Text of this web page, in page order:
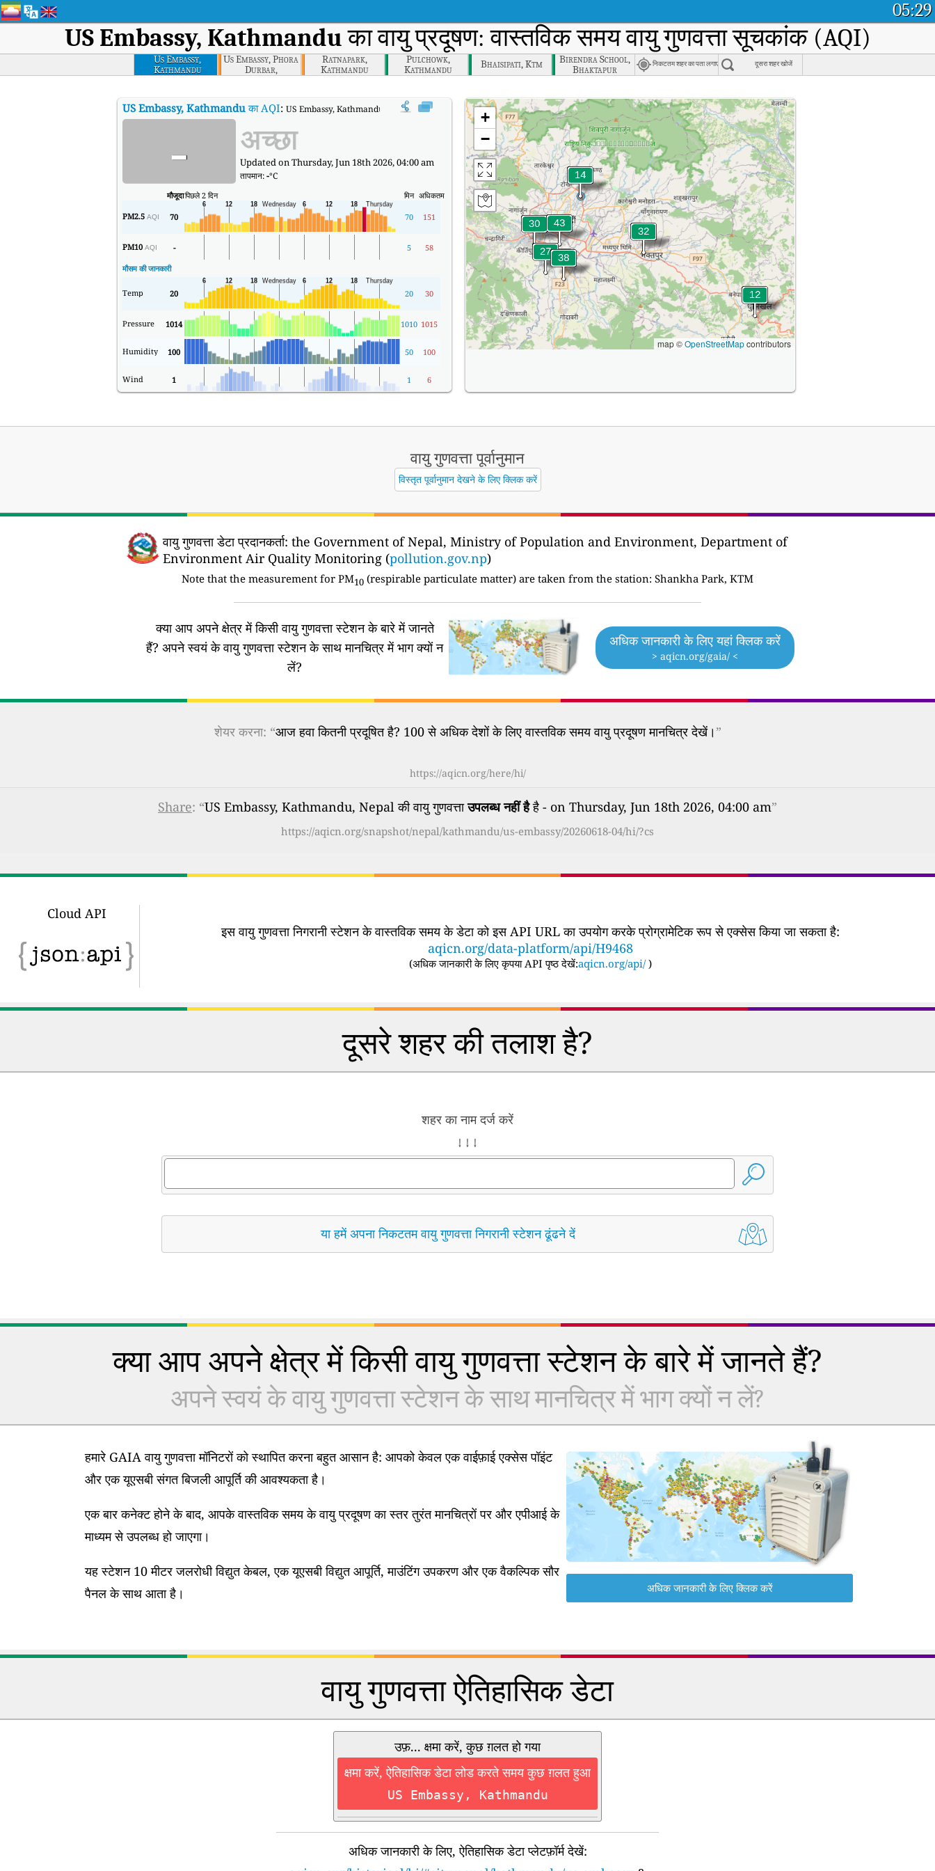
05:29
US Embassy, Kathmanduका वायु प्रदूषण: वास्तविक समय वायु गुणवत्ता सूचकांक (AQI)
Us Embassy,
Kathmandu
Us Embassy, Phora
Durbar,
Kathmandu
Ratnapark,
Kathmandu
Pulchowk,
Kathmandu
Bhaisipati, Ktm
Birendra School,
Bhaktapur
निकटतम शहर का पता लगाएं दूसरा शहर खोजें
US Embassy, Kathmanduका AQI: US Embassy, Kathmandu का वास्तविक समय वायु गुणवत्ता सूचकांक (AQI)।
- अच्छा
Updated on Thursday, Jun 18th 2026, 04:00 am
तापमान:-°C
मौजूदापिछले 2 दिन मिन अधिकतम
PM2.5 AQI 70 70 151
PM10 AQI - 5
58
मौसम की जानकारी
Temp 20 20 30
Pressure 1014 1010 1015
Humidity 100 50 100
Wind 1 1 6
+
−
map ©OpenStreetMapcontributors
वायु गुणवत्ता पूर्वानुमान
विस्तृत पूर्वानुमान देखने के लिए क्लिक करें
वायु गुणवत्ता डेटा प्रदानकर्ता: the Government of Nepal, Ministry of Population and Environment, Department of
Environment Air Quality Monitoring (pollution.gov.np)
Note that the measurement for PM10 (respirable particulate matter) are taken from the station: Shankha Park, KTM
क्या आप अपने क्षेत्र में किसी वायु गुणवत्ता स्टेशन के बारे में जानते
हैं? अपने स्वयं के वायु गुणवत्ता स्टेशन के साथ मानचित्र में भाग क्यों न
लें?
अधिक जानकारी के लिए यहां क्लिक करें
> aqicn.org/gaia/ <
शेयर करना: “आज हवा कितनी प्रदूषित है? 100 से अधिक देशों के लिए वास्तविक समय वायु प्रदूषण मानचित्र देखें।”
https://aqicn.org/here/hi/
Share: “US Embassy, Kathmandu, Nepal की वायु गुणवत्ताउपलब्ध नहीं हैहै - on Thursday, Jun 18th 2026, 04:00 am”
https://aqicn.org/snapshot/nepal/kathmandu/us-embassy/20260618-04/hi/?cs
Cloud API
इस वायु गुणवत्ता निगरानी स्टेशन के वास्तविक समय के डेटा को इस API URL का उपयोग करके प्रोग्रामेटिक रूप से एक्सेस किया जा सकता है:
aqicn.org/data-platform/api/H9468
(अधिक जानकारी के लिए कृपया API पृष्ठ देखें:aqicn.org/api/ )
दूसरे शहर की तलाश है?
शहर का नाम दर्ज करें
↓ ↓ ↓
या हमें अपना निकटतम वायु गुणवत्ता निगरानी स्टेशन ढूंढने दें
क्या आप अपने क्षेत्र में किसी वायु गुणवत्ता स्टेशन के बारे में जानते हैं?
अपने स्वयं के वायु गुणवत्ता स्टेशन के साथ मानचित्र में भाग क्यों न लें?
हमारे GAIA वायु गुणवत्ता मॉनिटरों को स्थापित करना बहुत आसान है: आपको केवल एक वाईफ़ाई एक्सेस पॉइंट
और एक यूएसबी संगत बिजली आपूर्ति की आवश्यकता है।
एक बार कनेक्ट होने के बाद, आपके वास्तविक समय के वायु प्रदूषण का स्तर तुरंत मानचित्रों पर और एपीआई के
माध्यम से उपलब्ध हो जाएगा।
यह स्टेशन 10 मीटर जलरोधी विद्युत केबल, एक यूएसबी विद्युत आपूर्ति, माउंटिंग उपकरण और एक वैकल्पिक सौर
पैनल के साथ आता है।
अधिक जानकारी के लिए क्लिक करें
वायु गुणवत्ता ऐतिहासिक डेटा
उफ़... क्षमा करें, कुछ ग़लत हो गया
क्षमा करें, ऐतिहासिक डेटा लोड करते समय कुछ ग़लत हुआ
US Embassy, Kathmandu
अधिक जानकारी के लिए, ऐतिहासिक डेटा प्लेटफ़ॉर्म देखें: